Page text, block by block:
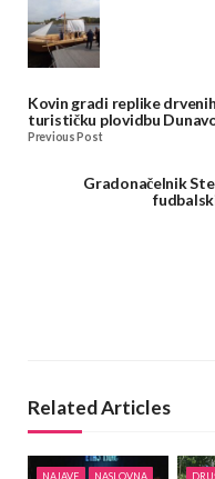
Kovin gradi replike drvenih
turističku plovidbu
Previous Post
Gradonačelnik
Related Articles
NAJAVE NASLOVNA